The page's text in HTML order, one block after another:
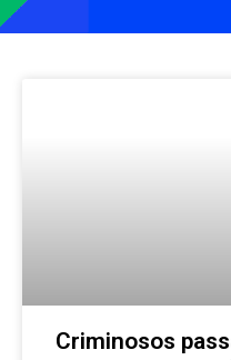
Criminosos